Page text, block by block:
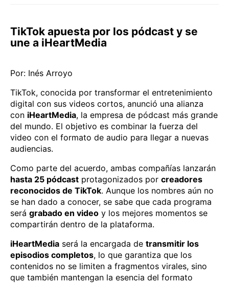
TikTok apuesta por los pódcast y se
une a iHeartMedia
Por: Inés Arroyo
TikTok, conocida por transformar el entretenimiento
digital con sus videos cortos, anunció una alianza
con iHeartMedia, la empresa de pódcast más grande
del mundo. El objetivo es combinar la fuerza del
video con el formato de audio para llegar a nuevas
audiencias.
Como parte del acuerdo, ambas compañías lanzarán
hasta 25 pódcast protagonizados por creadores
reconocidos de TikTok. Aunque los nombres aún no
se han dado a conocer, se sabe que cada programa
será grabado en video y los mejores momentos se
compartirán dentro de la plataforma.
iHeartMedia será la encargada de transmitir los
episodios completos, lo que garantiza que los
contenidos no se limiten a fragmentos virales, sino
que también mantengan la esencia del formato